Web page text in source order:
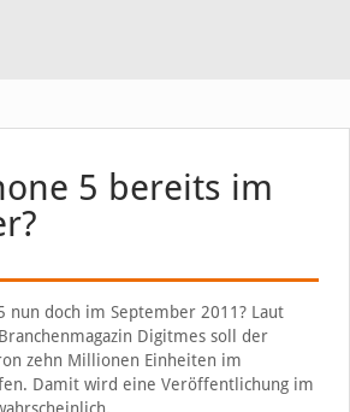
5 bereits im
nun doch im September 2011? Laut
Digitmes soll der
zehn Millionen Einheiten im
Damit wird eine Veröffentlichung im